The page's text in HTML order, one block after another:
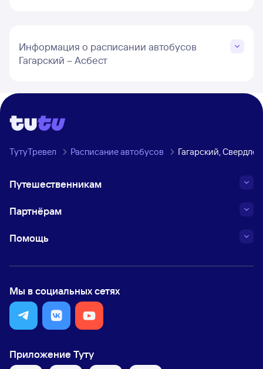
Информация о расписании автобусов
Гагарский – Асбест
ТутуТревел Расписание автобусов Гагарский,
Путешественникам
Партнёрам
Помощь
Мы в социальных сетях
Приложение Туту